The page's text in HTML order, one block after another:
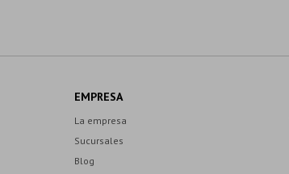
EMPRESA
La empresa
Sucursales
Blog